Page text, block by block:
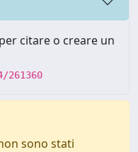
citare o creare un
sono stati